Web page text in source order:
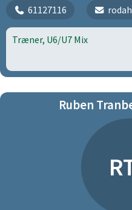
61127116
Træner, U6/U7 Mix
Ruben